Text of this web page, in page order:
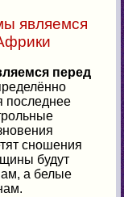
являемся
перед
последнее
сношения
будут
а белые